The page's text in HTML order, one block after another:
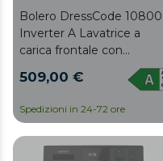
Bolero DressCode 10800
Inverter A Lavatrice a
carica frontale con
capacità di 10 kg e 1400
giri/min, 16 programmi,
Plus, Steam Max, lavaggio
intelligente e rilevatore di
509,00 €
Spedizioni in 24-72 ore